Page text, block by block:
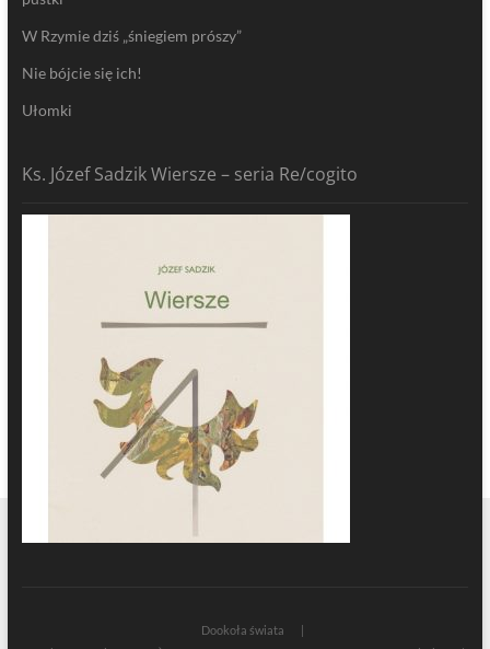
W Rzymie dziś „śniegiem prószy”
Nie bójcie się ich!
Ułomki
Ks. Józef Sadzik Wiersze – seria Re/cogito
Dookoła świata